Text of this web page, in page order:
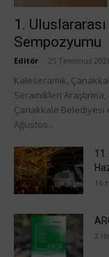
1.
Sempozyumu
Editör 25 Temmuz
Kaleseramik,
Seramikleri
Çanakkale Belediyesi
Ağustos...
16
2